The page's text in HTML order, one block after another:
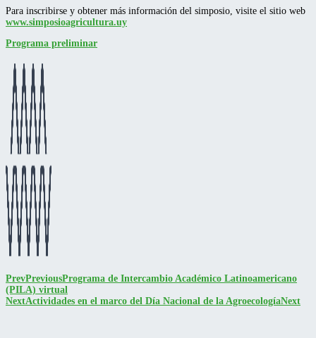
Para inscribirse y obtener más información del simposio, visite el sitio web
www.simposioagricultura.uy
Programa preliminar
PrevPreviousPrograma de Intercambio Académico Latinoamericano
(PILA) virtual
NextActividades en el marco del Día Nacional de la AgroecologíaNext